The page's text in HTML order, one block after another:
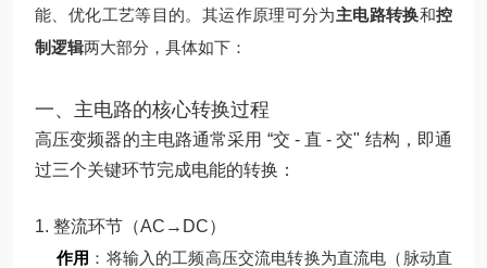
能、优化工艺等目的。其运作原理可分为主电路转换和控
制逻辑两大部分，具体如下：
一、主电路的核心转换过程
高压变频器的主电路通常采用 “交 - 直 - 交" 结构，即通
过三个关键环节完成电能的转换：
1. 整流环节（AC→DC）
作用 ：将输入的工频高压交流电转换为直流电（脉动直